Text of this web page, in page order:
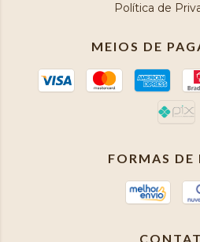
Política de
MEIOS DE
FORMAS DE